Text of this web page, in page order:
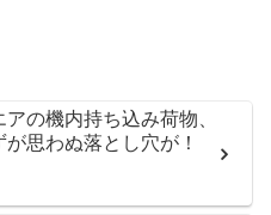
アの機内持ち込み荷物、
思わぬ落とし穴が！